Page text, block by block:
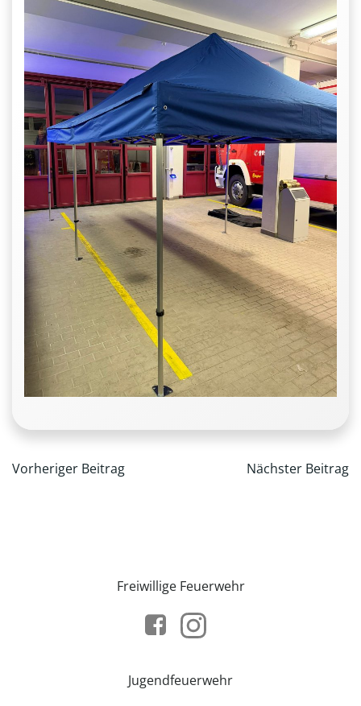
Beitragsnavigation
Vorheriger Beitrag Nächster Beitrag
Freiwillige Feuerwehr
Jugendfeuerwehr